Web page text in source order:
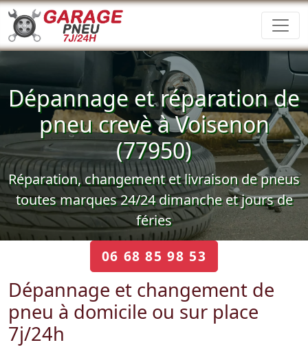
Dépannage et réparation de
pneu crevè à Voisenon
(77950)
Réparation, changement et livraison de pneus
toutes marques 24/24 dimanche et jours de
féries
06 68 85 98 53
Dépannage et changement de
pneu à domicile ou sur place
7j/24h